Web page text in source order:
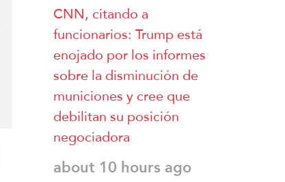
CNN, citando a
funcionarios: Trump está
enojado por los informes
sobre la disminución de
municiones y cree que
debilitan su posición
negociadora
about 10 hours ago